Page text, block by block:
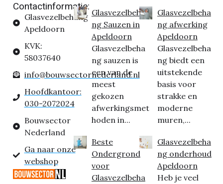
Contactinformatie:
Glasvezelbehang
Apeldoorn
KVK:
58037640
info@bouwsectornederland.nl
Hoofdkantoor:
030-2072024
Bouwsector
Nederland
Ga naar onze
webshop
Glasvezelbeha
ng Sauzen in
Apeldoorn
Glasvezelbeha
ng sauzen is
een van de
meest
gekozen
afwerkingsmet
hoden in...
Beste
Ondergrond
voor
Glasvezelbeha
Glasvezelbeha
ng afwerking
Apeldoorn
Glasvezelbeha
ng biedt een
uitstekende
basis voor
strakke en
moderne
muren,...
Glasvezelbeha
ng onderhoud
Apeldoorn
Heb je veel